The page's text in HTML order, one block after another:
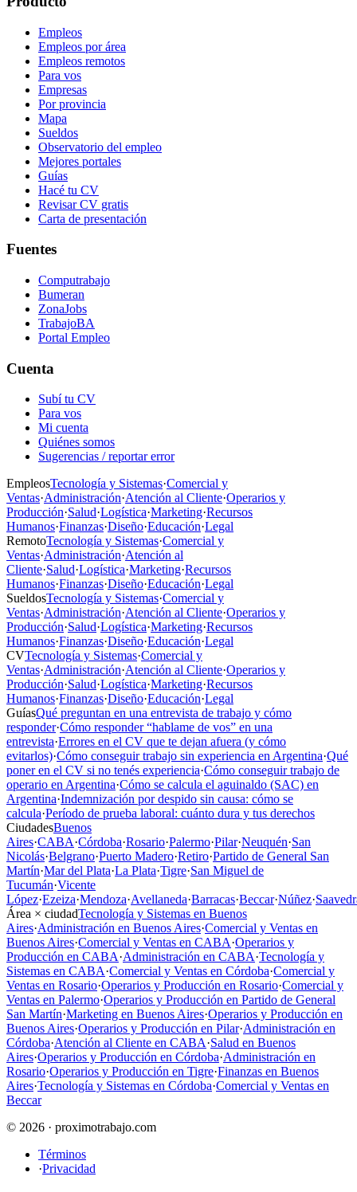
Empleos
Empleos por área
Empleos remotos
Para vos
Empresas
Por provincia
Mapa
Sueldos
Observatorio del empleo
Mejores portales
Guías
Hacé tu CV
Revisar CV gratis
Carta de presentación
Fuentes
Computrabajo
Bumeran
ZonaJobs
TrabajoBA
Portal Empleo
Cuenta
Subí tu CV
Para vos
Mi cuenta
Quiénes somos
Sugerencias / reportar error
EmpleosTecnología y Sistemas·Comercial y
Ventas·Administración·Atención al Cliente·Operarios y
Producción·Salud·Logística·Marketing·Recursos
Humanos·Finanzas·Diseño·Educación·Legal
RemotoTecnología y Sistemas·Comercial y
Ventas·Administración·Atención al
Cliente·Salud·Logística·Marketing·Recursos
Humanos·Finanzas·Diseño·Educación·Legal
SueldosTecnología y Sistemas·Comercial y
Ventas·Administración·Atención al Cliente·Operarios y
Producción·Salud·Logística·Marketing·Recursos
Humanos·Finanzas·Diseño·Educación·Legal
CVTecnología y Sistemas·Comercial y
Ventas·Administración·Atención al Cliente·Operarios y
Producción·Salud·Logística·Marketing·Recursos
Humanos·Finanzas·Diseño·Educación·Legal
GuíasQué preguntan en una entrevista de trabajo y cómo
responder·Cómo responder “hablame de vos” en una
entrevista·Errores en el CV que te dejan afuera (y cómo
evitarlos)·Cómo conseguir trabajo sin experiencia en Argentina·Qué
poner en el CV si no tenés experiencia·Cómo conseguir trabajo de
operario en Argentina·Cómo se calcula el aguinaldo (SAC) en
Argentina·Indemnización por despido sin causa: cómo se
calcula·Período de prueba laboral: cuánto dura y tus derechos
CiudadesBuenos
Aires·CABA·Córdoba·Rosario·Palermo·Pilar·Neuquén·San
Nicolás·Belgrano·Puerto Madero·Retiro·Partido de General San
Martín·Mar del Plata·La Plata·Tigre·San Miguel de
Tucumán·Vicente
López·Ezeiza·Mendoza·Avellaneda·Barracas·Beccar·Núñez·
Área × ciudadTecnología y Sistemas en Buenos
Aires·Administración en Buenos Aires·Comercial y Ventas en
Buenos Aires·Comercial y Ventas en CABA·Operarios y
Producción en CABA·Administración en CABA·Tecnología y
Sistemas en CABA·Comercial y Ventas en Córdoba·Comercial y
Ventas en Rosario·Operarios y Producción en Rosario·Comercial y
Ventas en Palermo·Operarios y Producción en Partido de General
San Martín·Marketing en Buenos Aires·Operarios y Producción en
Buenos Aires·Operarios y Producción en Pilar·Administración en
Córdoba·Atención al Cliente en CABA·Salud en Buenos
Aires·Operarios y Producción en Córdoba·Administración en
Rosario·Operarios y Producción en Tigre·Finanzas en Buenos
Aires·Tecnología y Sistemas en Córdoba·Comercial y Ventas en
Beccar
© 2026 · proximotrabajo.com
Términos
·Privacidad